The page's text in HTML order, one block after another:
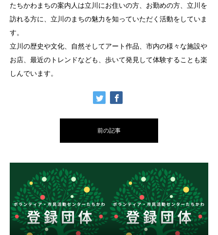
たちかわまちの案内人は立川にお住いの方、お勤めの方、立川を
訪れる方に、立川のまちの魅力を知っていただく活動をしていま
す。
立川の歴史や文化、自然そしてアート作品、市内の様々な施設や
お店、最近のトレンドなども、歩いて発見して体験することも楽
しんでいます。
前の記事